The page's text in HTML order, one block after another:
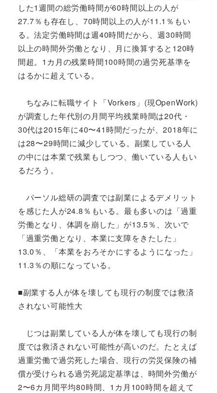
した1週間の総労働時間が60時間以上の人が
27.7％も存在し、70時間以上の人が11.1％もい
る。法定労働時間は週40時間だから、週30時間
以上の時間外労働となり、月に換算すると120時
間超。1カ月の残業時間100時間の過労死基準を
はるかに超えている。
ちなみに転職サイト「Vorkers」(現OpenWork)
が調査した年代別の月間平均残業時間は20代・
30代は2015年に40〜41時間だったが、2018年に
は28〜29時間に減少している。副業している人
の中には本業で残業もしつつ、働いている人もい
るだろう。
パーソル総研の調査では副業によるデメリット
を感じた人が24.8％もいる。最も多いのは「過重
労働となり、体調を崩した」が13.5％、次いで
「過重労働となり、本業に支障をきたした」
13.0％、「本業をおろそかにするようになった」
11.3％の順になっている。
■副業する人が体を壊しても現行の制度では救済
されない可能性大
じつは副業している人が体を壊しても現行の制
度では救済されない可能性が高いのだ。たとえば
過重労働で過労死した場合、現行の労災保険の補
償が受けられる過労死認定基準は、時間外労働が
2〜6カ月間平均80時間、1カ月100時間を超えて